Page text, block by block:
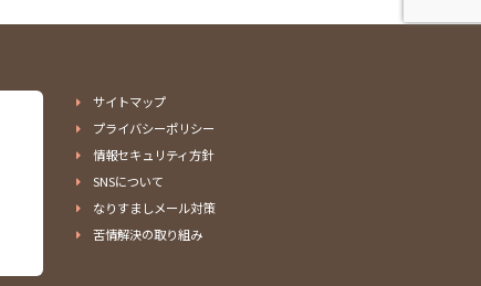
サイトマップ
プライバシーポリシー
情報セキュリティ方針
SNSについて
なりすましメール対策
苦情解決の取り組み